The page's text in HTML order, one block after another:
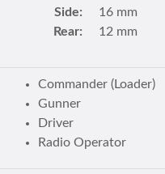
Side:
16 mm
Rear:
12 mm
Commander (Loader)
Gunner
Driver
Radio Operator